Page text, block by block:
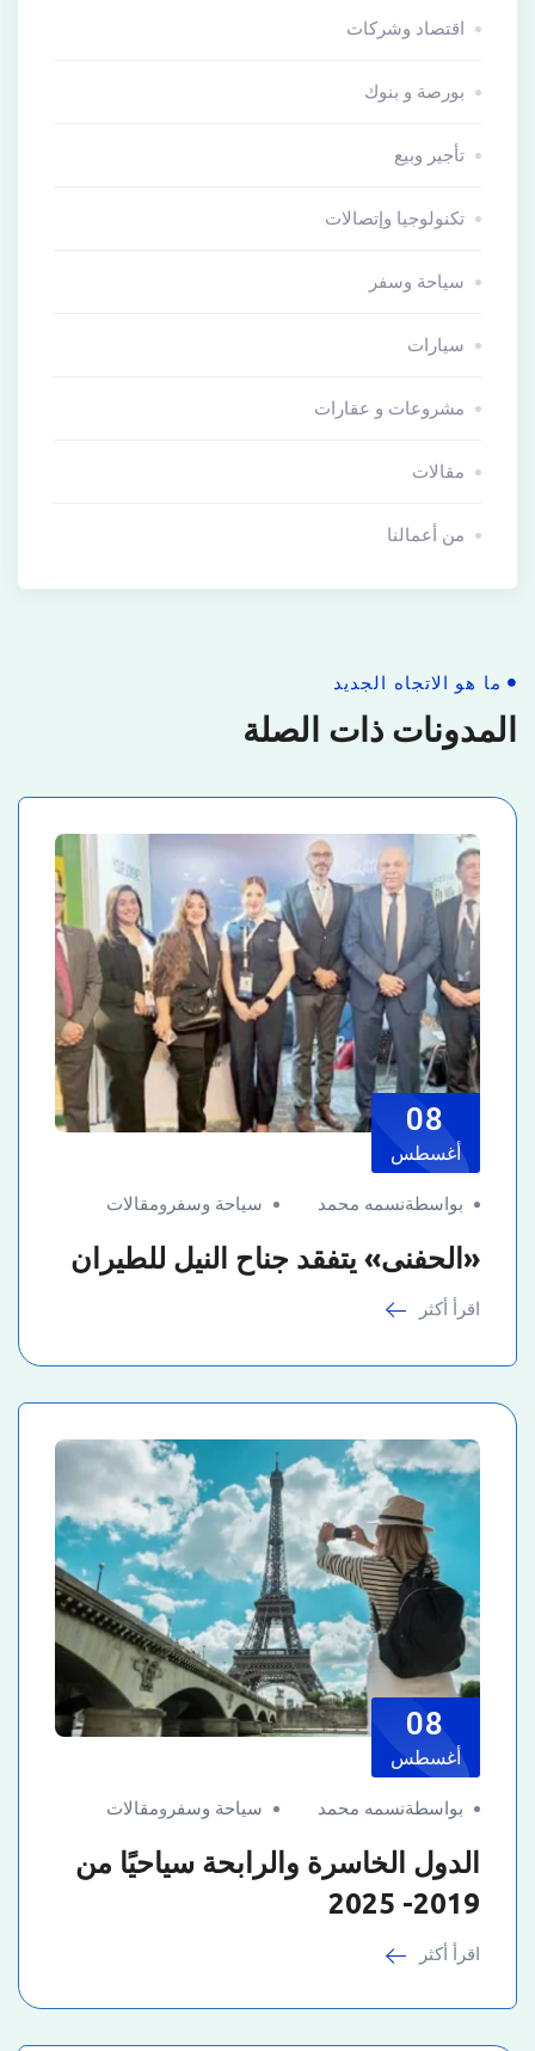
اقتصاد وشركات
بورصة و بنوك
تأجير وبيع
تكنولوجيا وإتصالات
سياحة وسفر
سيارات
مشروعات و عقارات
مقالات
من أعمالنا
ما هو الاتجاه الجديد
المدونات ذات الصلة
08
أغسطس
بواسطةنسمه محمد سياحة وسفر ومقالات
«الحفنى» يتفقد جناح النيل للطيران
اقرأ أكثر
08
أغسطس
بواسطةنسمه محمد سياحة وسفر ومقالات
الدول الخاسرة والرابحة سياحيًا من
2019- 2025
اقرأ أكثر